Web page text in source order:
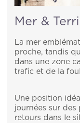
Mer &
La mer
proche, tandis
dans une zone
trafic et de la
Une position
journées sur des
retours dans le